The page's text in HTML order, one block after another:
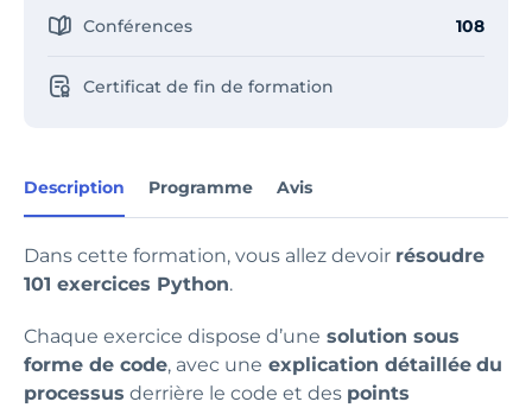
Description Programme Avis
Dans cette formation, vous allez devoir résoudre
101 exercices Python.
Chaque exercice dispose d’une solution sous
forme de code, avec une explication détaillée du
processus derrière le code et des points
Conférences 108
Certificat de fin de formation